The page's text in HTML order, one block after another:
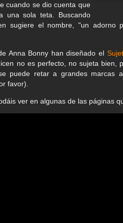
cuando se dio cuenta que
una sola teta. Buscando
sugiere el nombre, "un adorno
Anna Bonny han diseñado el
no es perfecto, no sujeta bien,
puede retar a grandes marcas
favor).
ver en algunas de las páginas